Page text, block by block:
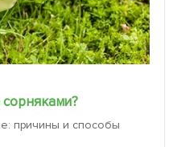
причины и способы